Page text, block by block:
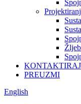
PREUZMI
English